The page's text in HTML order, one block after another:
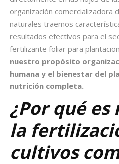
organización comercializadora
naturales traemos
resultados efectivos para el
fertilizante foliar para
nuestro propósito
humana y el bienestar del
nutrición completa.
¿Por qué es
la
cultivos